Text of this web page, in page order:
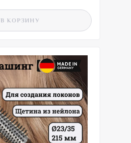
В КОРЗИНУ